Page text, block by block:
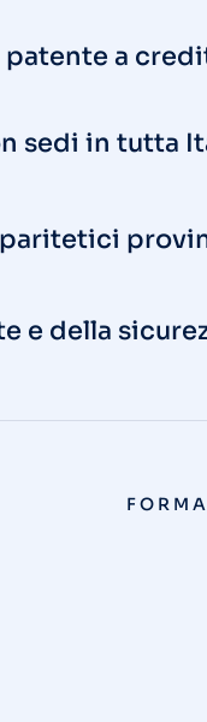
patente a
sedi in tutta
paritetici
e della